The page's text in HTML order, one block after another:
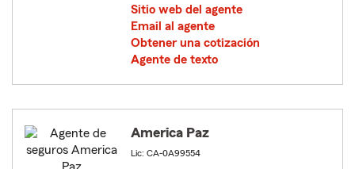
Sitio web del agente
Email al agente
Obtener una cotización
Agente de texto
America Paz
Lic: CA-0A99554